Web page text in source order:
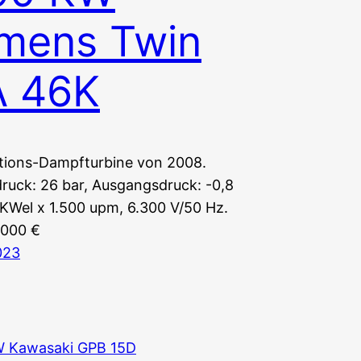
Twin
46K
Dampfturbine von 2008.
26 bar, Ausgangsdruck: -0,8
x 1.500 upm, 6.300 V/50 Hz.
€